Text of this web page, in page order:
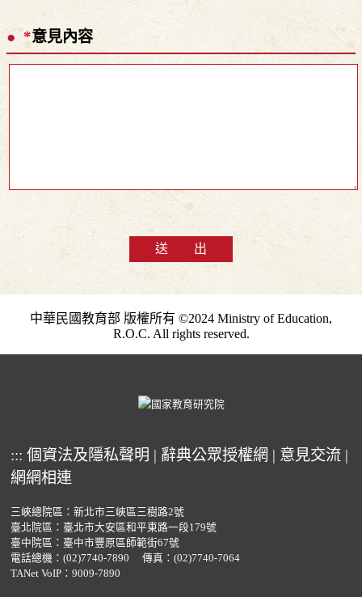
*意見內容
送 出
中華民國教育部 版權所有 ©2024 Ministry of Education,
R.O.C. All rights reserved.
::: 個資法及隱私聲明 | 辭典公眾授權網 | 意見交流 |
網網相連
三峽總院區：新北市三峽區三樹路2號
臺北院區：臺北市大安區和平東路一段179號
臺中院區：臺中市豐原區師範街67號
電話總機： (02)7740-7890
傳真：(02)7740-7064
TANet VoIP：9009-7890